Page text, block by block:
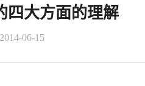
四大方面的理解
06-15